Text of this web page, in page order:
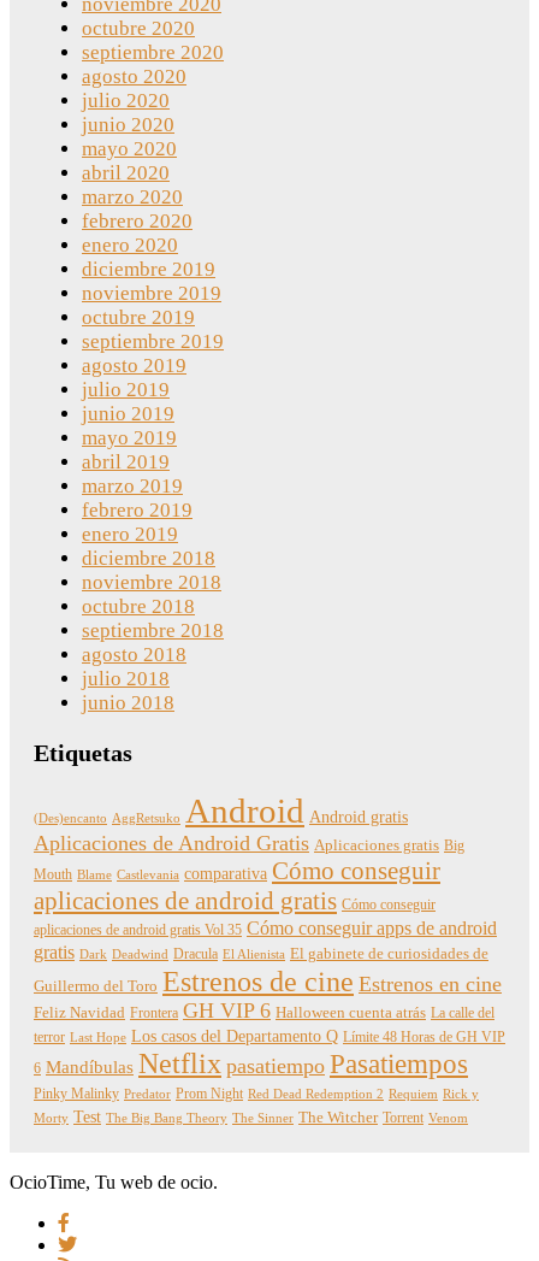
noviembre 2020
octubre 2020
septiembre 2020
agosto 2020
julio 2020
junio 2020
mayo 2020
abril 2020
marzo 2020
febrero 2020
enero 2020
diciembre 2019
noviembre 2019
octubre 2019
septiembre 2019
agosto 2019
julio 2019
junio 2019
mayo 2019
abril 2019
marzo 2019
febrero 2019
enero 2019
diciembre 2018
noviembre 2018
octubre 2018
septiembre 2018
agosto 2018
julio 2018
junio 2018
Etiquetas
(Des)encanto AggRetsuko Android Android gratis
Aplicaciones de Android Gratis Aplicaciones gratis Big
Mouth Blame Castlevania comparativa Cómo conseguir
aplicaciones de android gratis Cómo conseguir
aplicaciones de android gratis Vol 35 Cómo conseguir apps de android
gratis Dark Deadwind Dracula El Alienista El gabinete de curiosidades de
Guillermo del Toro Estrenos de cine Estrenos en cine
Feliz Navidad Frontera GH VIP 6 Halloween cuenta atrás La calle del
terror Last Hope Los casos del Departamento Q Límite 48 Horas de GH VIP
6 Mandíbulas Netflix pasatiempo Pasatiempos
Pinky Malinky Predator Prom Night Red Dead Redemption 2 Requiem Rick y
Morty Test The Big Bang Theory The Sinner The Witcher Torrent Venom
OcioTime, Tu web de ocio.